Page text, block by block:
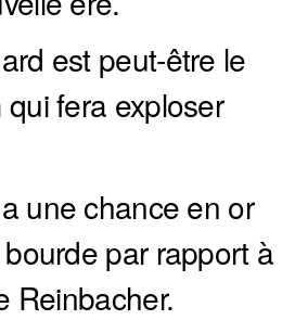
est peut-être le
fera exploser
une chance en or
par rapport à
Reinbacher.